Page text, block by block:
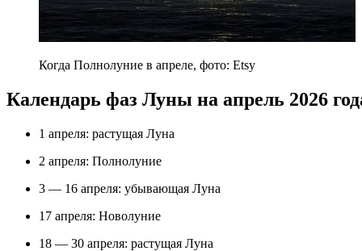
Когда Полнолуние в апреле, фото: Etsy
Календарь фаз Луны на апрель 2026
1 апреля: растущая Луна
2 апреля: Полнолуние
3 — 16 апреля: убывающая Луна
17 апреля: Новолуние
18 — 30 апреля: растущая Луна